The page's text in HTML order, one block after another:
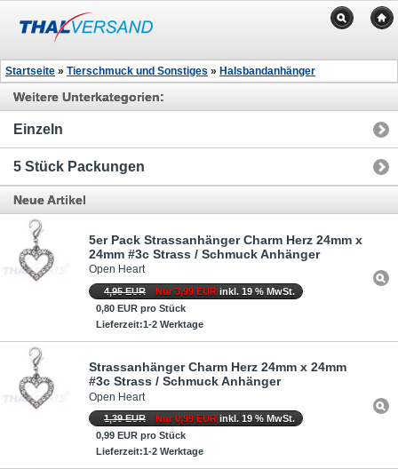
Startseite » Tierschmuck und Sonstiges » Halsbandanhänger
Weitere Unterkategorien:
Einzeln
5 Stück Packungen
Neue Artikel
5er Pack Strassanhänger Charm Herz 24mm x
24mm #3c Strass / Schmuck Anhänger
Open Heart
4,95 EUR Nur 3,99 EUR inkl. 19 % MwSt.
0,80 EUR pro Stück
Lieferzeit:1-2 Werktage
Strassanhänger Charm Herz 24mm x 24mm
#3c Strass / Schmuck Anhänger
Open Heart
1,39 EUR Nur 0,99 EUR inkl. 19 % MwSt.
0,99 EUR pro Stück
Lieferzeit:1-2 Werktage